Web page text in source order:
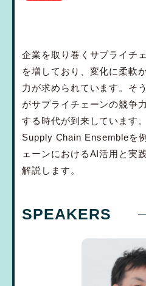
企業を取り巻くサプライチ
を増しており、変化に柔軟
力が求められています。そ
がサプライチェーンの競争
する時代が到来しています
Supply Chain Ensembleを
ェーンにおけるAI活用と実
解説します。
SPEAKERS